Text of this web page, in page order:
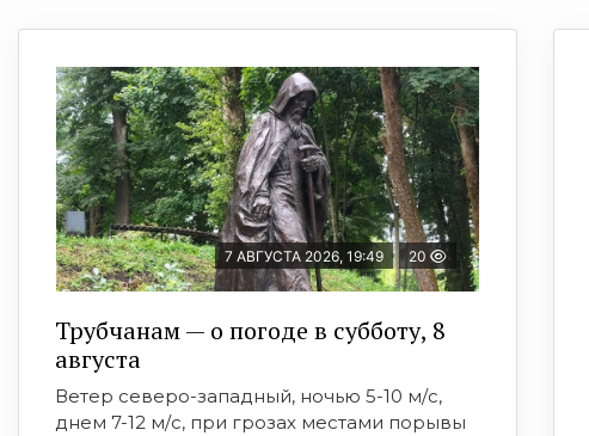
7 АВГУСТА 2026, 19:49 20
Трубчанам — о погоде в субботу, 8
августа
Ветер северо-западный, ночью 5-10 м/с,
днем 7-12 м/с, при грозах местами порывы